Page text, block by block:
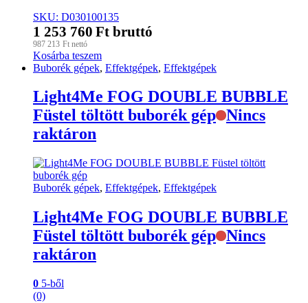
SKU: D030100135
1 253 760 Ft bruttó
987 213 Ft nettó
Kosárba teszem
Buborék gépek, Effektgépek, Effektgépek
Light4Me FOG DOUBLE BUBBLE
Füstel töltött buborék gép Nincs
raktáron
Buborék gépek, Effektgépek, Effektgépek
Light4Me FOG DOUBLE BUBBLE
Füstel töltött buborék gép Nincs
raktáron
0 5-ből
(0)